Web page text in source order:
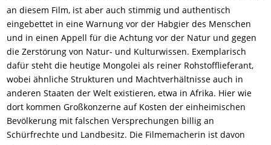
an diesem Film, ist aber auch stimmig und authentisch
eingebettet in eine Warnung vor der Habgier des Menschen
und in einen Appell für die Achtung vor der Natur und gegen
die Zerstörung von Natur- und Kulturwissen. Exemplarisch
dafür steht die heutige Mongolei als reiner Rohstofflieferant,
wobei ähnliche Strukturen und Machtverhältnisse auch in
anderen Staaten der Welt existieren, etwa in Afrika. Hier wie
dort kommen Großkonzerne auf Kosten der einheimischen
Bevölkerung mit falschen Versprechungen billig an
Schürfrechte und Landbesitz. Die Filmemacherin ist davon